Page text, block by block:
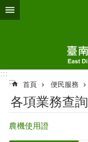
跳到主要內容區塊
:::
:::
首頁 便民服務
各項業務查詢
農機使用證